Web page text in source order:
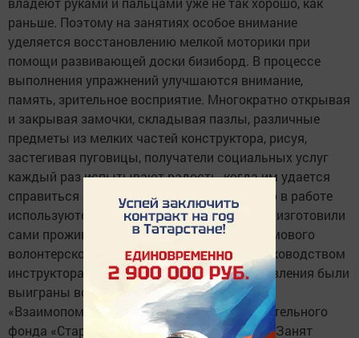
раньше. Поэтому на занятиях особое внимание
уделяется восстановлению мелкой моторики при
помощи развивающей доски бизиборд. В процессе
выполнения упражнений улучшаются внимание,
память, зрительное восприятие. Многократно открывая
и закрывая замочки, складывая пазлы, различные
предметы из мелких частей конструктора, рисуя,
застегивая пуговицы, получатели социальных услуг
каждый раз испытывают радость, когда им удается
справиться с механизмом. С этой же целью в работе
используются тактильные панели, которые изготовили
сами проживающие и волонтеры внутридомового
волонтерского отряда «Лига добра» под руководством
инструктора по труду. Средства для изготовления были
выиграны во Всероссийском проекте
«Взаимопомощь — мой выбор» Благотворительного
фонда «Старость в радость» в номинации «Занят